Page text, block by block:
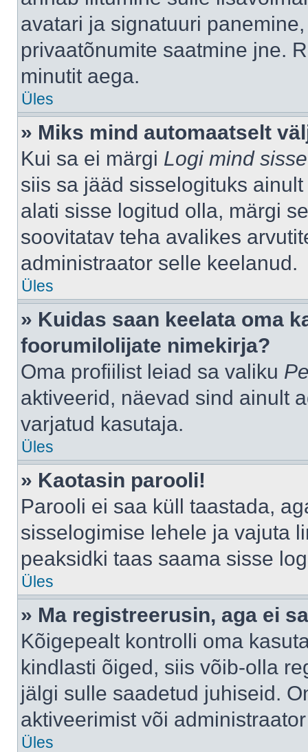
avatari ja signatuuri
privaatõnumite saatmine jne.
minutit aega.
Üles
» Miks mind automaatselt
Kui sa ei märgi Logi mind
siis sa jääd sisselogituks
alati sisse logitud olla, märgi
soovitatav teha avalikes
administraator selle keelanud.
Üles
» Kuidas saan keelata oma
foorumilolijate nimekirja?
Oma profiilist leiad sa valiku
aktiveerid, näevad sind ainult
varjatud kasutaja.
Üles
» Kaotasin parooli!
Parooli ei saa küll taastada,
sisselogimise lehele ja vajuta
peaksidki taas saama sisse
Üles
» Ma registreerusin, aga ei
Kõigepealt kontrolli oma
kindlasti õiged, siis võib-olla
jälgi sulle saadetud juhiseid.
aktiveerimist või
Üles